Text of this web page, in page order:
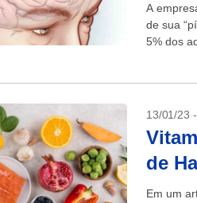
A
de sua
5% dos
13/01/23
de
Em um